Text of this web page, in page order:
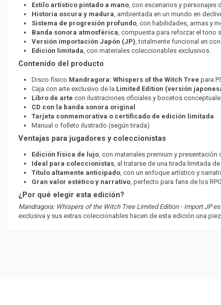
Estilo artístico pintado a mano, con escenarios y personajes
Historia oscura y madura , ambientada en un mundo en
Sistema de progresión profundo, con habilidades, armas y
Banda sonora atmosférica , compuesta para reforzar el tono
Versión importación Japón (JP) , totalmente funcional en
Edición limitada , con materiales coleccionables exclusivos.
Contenido del producto
Disco físico Mandragora: Whispers of the Witch Tree para
Caja con arte exclusivo de la Limited Edition (versión
Libro de arte con ilustraciones oficiales y bocetos
CD con la banda sonora original
Tarjeta conmemorativa o certificado de edición limitada
Manual o folleto ilustrado (según tirada)
Ventajas para jugadores y coleccionistas
Edición física de lujo, con materiales premium y presentación
Ideal para coleccionistas, al tratarse de una tirada limitada
Título altamente anticipado, con un enfoque artístico y
Gran valor estético y narrativo, perfecto para fans de los
¿Por qué elegir esta edición?
Mandragora: Whispers of the Witch Tree Limited Edition - Import JPes
exclusiva y sus extras coleccionables hacen de esta edición una